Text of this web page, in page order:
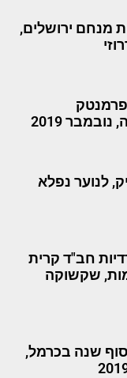
מנחם ירושלים,
פרמנטק
2019
לנוער נפלא
חב"ד קרית
שקשוקה
שנה בכרמל,